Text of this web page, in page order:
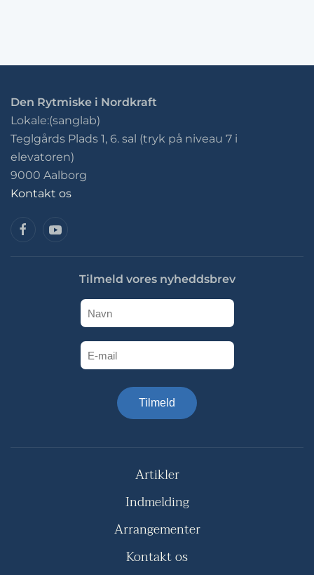
Den Rytmiske i Nordkraft
Lokale:(sanglab)
Teglgårds Plads 1, 6. sal (tryk på niveau 7 i
elevatoren)
9000 Aalborg
Kontakt os
Tilmeld vores nyheddsbrev
Tilmeld
Artikler
Indmelding
Arrangementer
Kontakt os